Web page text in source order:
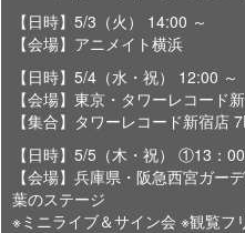
【日時】5/3（火） 14:00 ～
【会場】アニメイト横浜
【日時】5/4（水・祝） 12:00 ～
【会場】東京・タワーレコード
【集合】タワーレコード新宿店
【日時】5/5（木・祝） ①13：
【会場】兵庫県・阪急西宮ガ
葉のステージ
※ミニライブ＆サイン会 ※観覧フ